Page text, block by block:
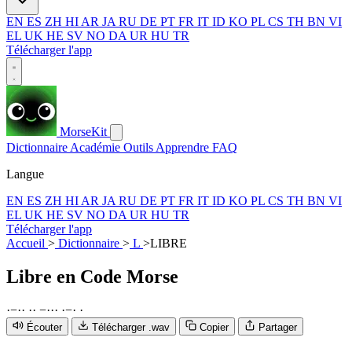
EN ES ZH HI AR JA RU DE PT FR IT ID KO PL CS TH BN VI
EL UK HE SV NO DA UR HU TR
Télécharger l'app
MorseKit
Dictionnaire Académie Outils Apprendre FAQ
Langue
EN ES ZH HI AR JA RU DE PT FR IT ID KO PL CS TH BN VI
EL UK HE SV NO DA UR HU TR
Télécharger l'app
Accueil > Dictionnaire > L >LIBRE
Libre en Code Morse
·−·· ·· −··· ·−· ·
Écouter Télécharger .wav Copier Partager